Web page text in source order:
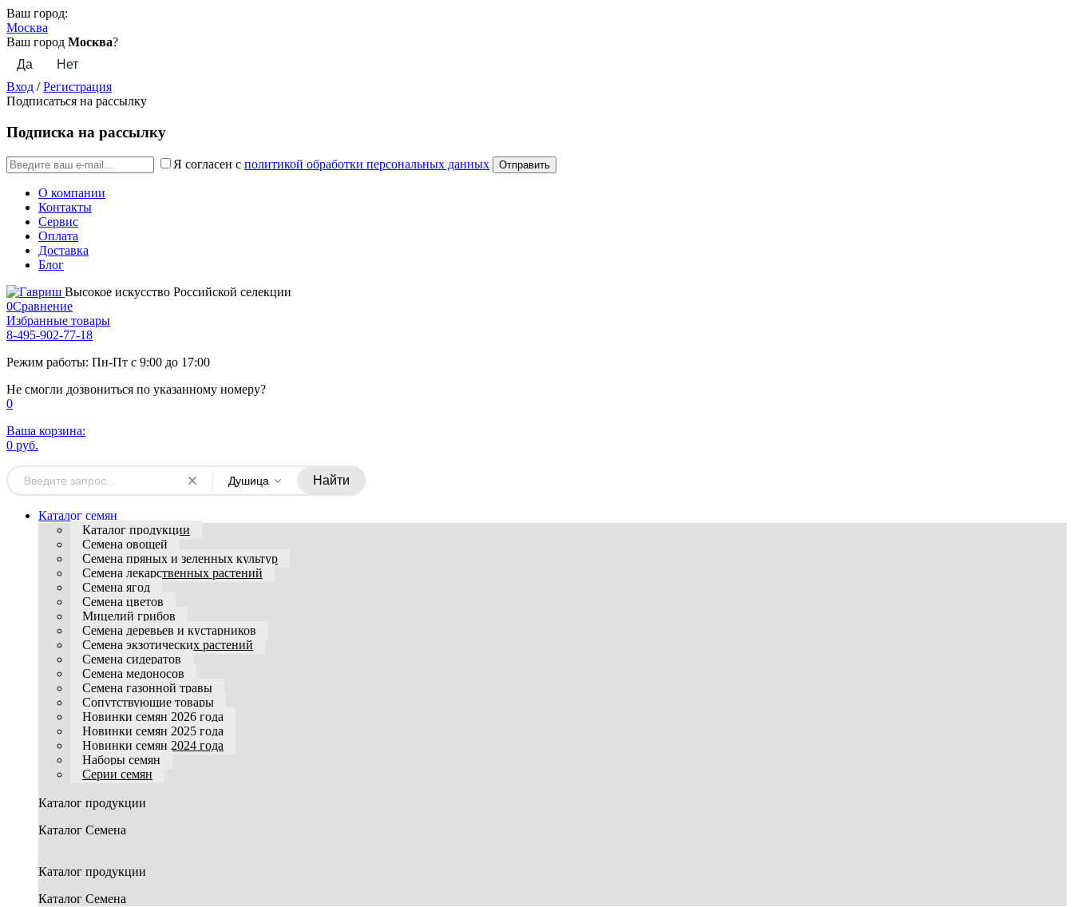
Ваш город:
Москва
Ваш город Москва?
Вход /Регистрация
Подписаться на рассылку
Подписка на рассылку
Я согласен с политикой обработки персональных данных
О компании
Контакты
Сервис
Оплата
Доставка
Блог
Высокое искусство Российской селекции
0Сравнение
Избранные товары
8-495-902-77-18
Режим работы: Пн-Пт с 9:00 до 17:00
Не смогли дозвониться по указанному номеру?
0
Ваша корзина:
0 руб.
Душица Найти
Каталог семян
Каталог продукции
Семена овощей
Семена пряных и зеленных культур
Семена лекарственных растений
Семена ягод
Семена цветов
Мицелий грибов
Семена деревьев и кустарников
Семена экзотических растений
Семена сидератов
Семена медоносов
Семена газонной травы
Сопутствующие товары
Новинки семян 2026 года
Новинки семян 2025 года
Новинки семян 2024 года
Наборы семян
Серии семян
Каталог продукции
Каталог Семена
Каталог продукции
Каталог Семена